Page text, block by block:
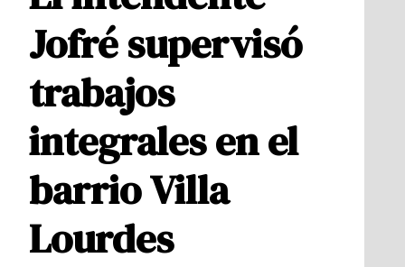
Jofré supervisó
trabajos
integrales en el
barrio Villa
Lourdes